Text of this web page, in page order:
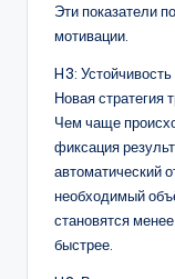
Эти показатели
мотивации.
H3:
Новая стратегия
Чем чаще
фиксация
автоматический
необходимый
становятся
быстрее.